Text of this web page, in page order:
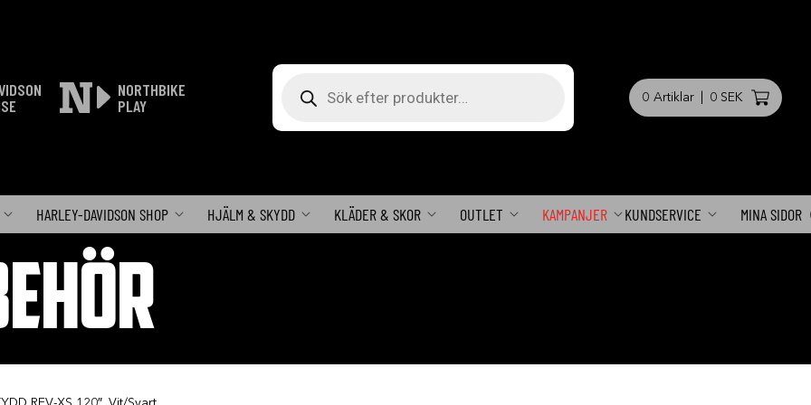
NORTHBIKE
PLAY
0 Artiklar 0 SEK
HARLEY-DAVIDSON SHOP HJÄLM & SKYDD KLÄDER & SKOR OUTLET KAMPANJER KUNDSERVICE MINA SIDOR